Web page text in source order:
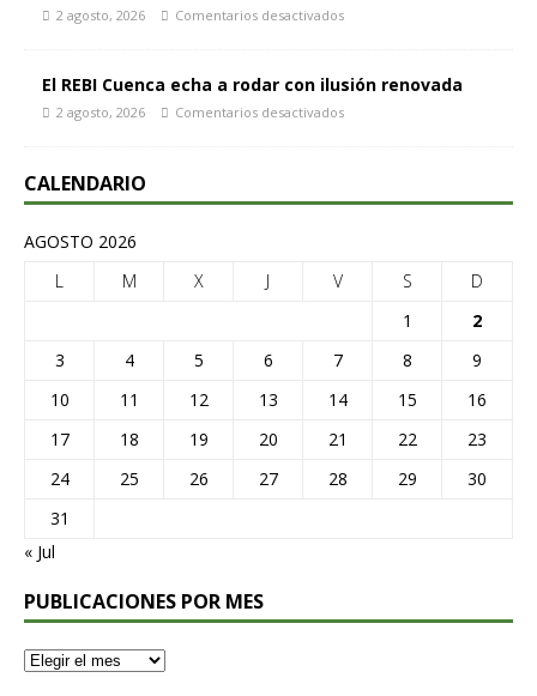
2 agosto, 2026 Comentarios desactivados
El REBI Cuenca echa a rodar con ilusión renovada
2 agosto, 2026 Comentarios desactivados
CALENDARIO
AGOSTO 2026
L
M X J V S
D
1
2
3
4 5 6 7 8
9
10
11 12 13 14 15
16
17
18 19 20 21 22
23
24
25 26 27 28 29
30
31
« Jul
PUBLICACIONES POR MES